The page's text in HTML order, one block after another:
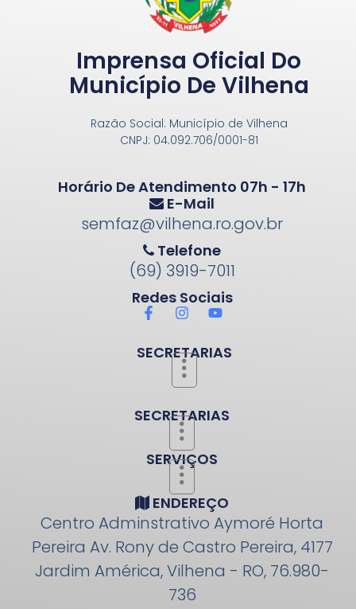
Imprensa Oficial Do
Município De Vilhena
Razão Social: Município de Vilhena
CNPJ: 04.092.706/0001-81
Horário De Atendimento 07h - 17h
E-Mail
semfaz@vilhena.ro.gov.br
Telefone
(69) 3919-7011
Redes Sociais
SECRETARIAS
SECRETARIAS
SERVIÇOS
ENDEREÇO
Centro Adminstrativo Aymoré Horta
Pereira Av. Rony de Castro Pereira, 4177
Jardim América, Vilhena - RO, 76.980-
736